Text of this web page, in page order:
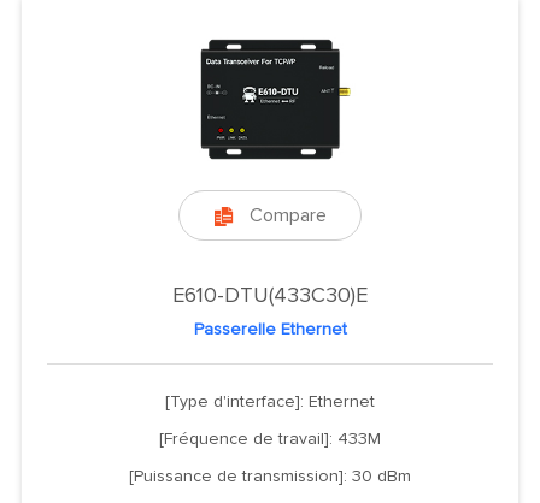
 Compare
E610-DTU(433C30)E
Passerelle Ethernet
[Type d'interface]: Ethernet
[Fréquence de travail]: 433M
[Puissance de transmission]: 30 dBm